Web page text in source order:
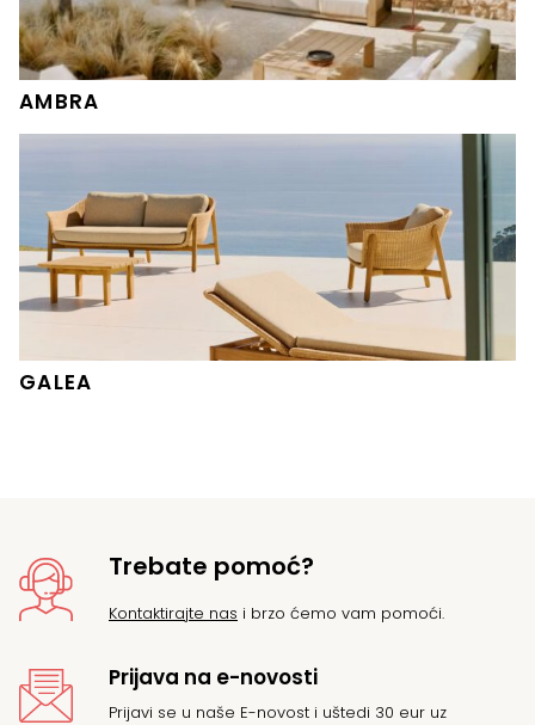
AMBRA
GALEA
Trebate pomoć?
Kontaktirajte nas i brzo ćemo vam pomoći.
Prijava na e-novosti
Prijavi se u naše E-novost i uštedi 30 eur uz